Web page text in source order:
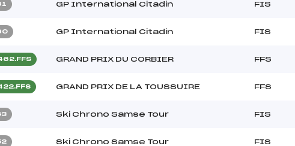
GP International Citadin FIS
GP International Citadin FIS
GRAND PRIX DU CORBIER FFS
GRAND PRIX DE LA TOUSSUIRE FFS
Ski Chrono Samse Tour FIS
Ski Chrono Samse Tour FIS